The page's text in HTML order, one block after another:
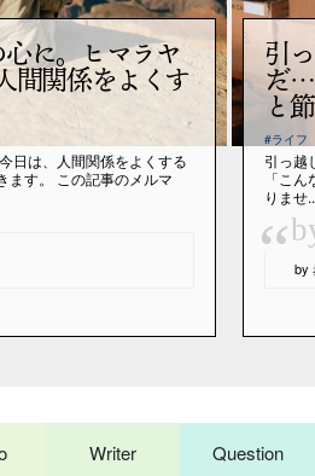
に。ヒマラヤ
間関係をよくす
日は、人間関係をよくする
ます。 この記事のメルマ
引
だ…
と
#ライフ
引っ越
「こ
りませ
“ by
Writer Question